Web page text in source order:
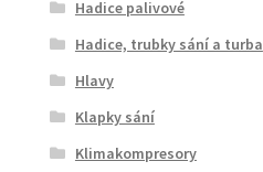
Hadice palivové
Hadice, trubky sání a turba
Hlavy
Klapky sání
Klimakompresory